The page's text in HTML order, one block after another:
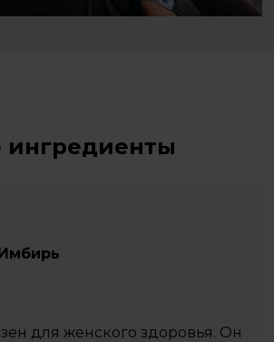
ингредиенты
для женского здоровья. Он